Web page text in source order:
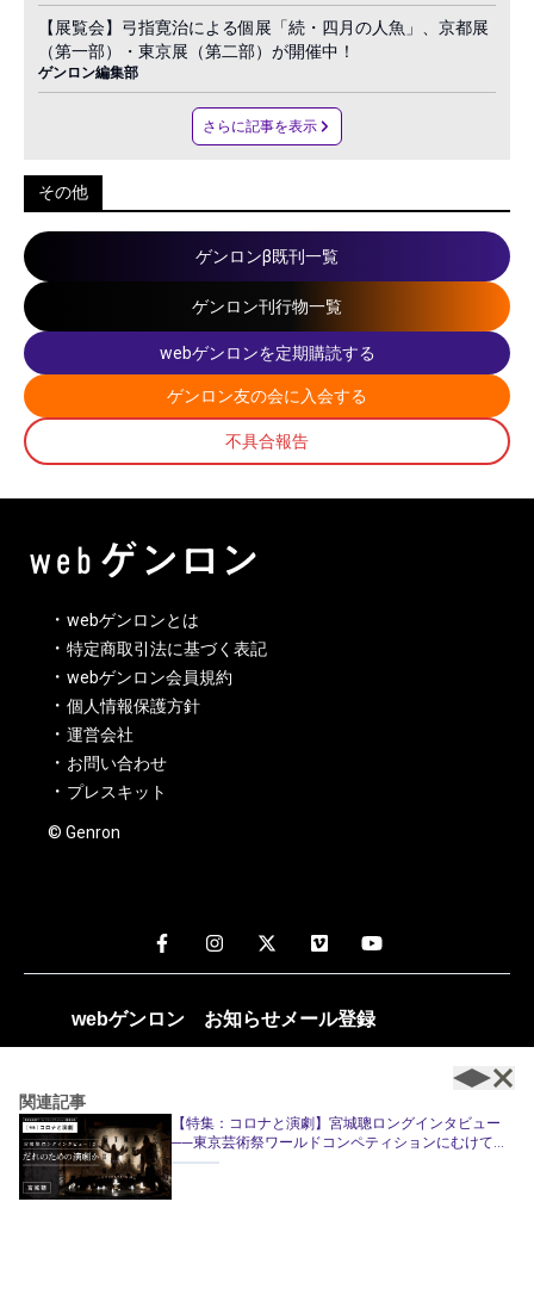
【展覧会】弓指寛治による個展「続・四月の人魚」、京都展
（第一部）・東京展（第二部）が開催中！
ゲンロン編集部
さらに記事を表示
その他
ゲンロンβ既刊一覧
ゲンロン刊行物一覧
webゲンロンを定期購読する
ゲンロン友の会に入会する
不具合報告
関連記事
【特集：コロナと演劇】宮城聰ロングインタビュー
──東京芸術祭ワールドコンペティションにむけて
（2） だれのための演劇か──公立劇場ができること
webゲンロンとは
特定商取引法に基づく表記
webゲンロン会員規約
個人情報保護方針
運営会社
お問い合わせ
プレスキット
© Genron
webゲンロン お知らせメール登録